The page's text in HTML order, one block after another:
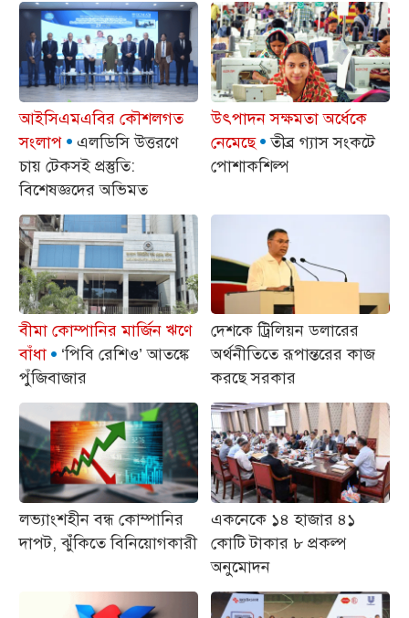
আইসিএমএবির কৌশলগত
সংলাপ
এলডিসি উত্তরণে
চায় টেকসই প্রস্তুতি:
বিশেষজ্ঞদের অভিমত
উৎপাদন সক্ষমতা অর্ধেকে
নেমেছে
তীব্র গ্যাস সংকটে
পোশাকশিল্প
বীমা কোম্পানির মার্জিন ঋণে
বাঁধা
‘পিবি রেশিও’ আতঙ্কে
পুঁজিবাজার
দেশকে ট্রিলিয়ন ডলারের
অর্থনীতিতে রূপান্তরের কাজ
করছে সরকার
লভ্যাংশহীন বন্ধ কোম্পানির
দাপট, ঝুঁঁকিতে বিনিয়োগকারী
একনেকে ১৪ হাজার ৪১
কোটি টাকার ৮ প্রকল্প
অনুমোদন